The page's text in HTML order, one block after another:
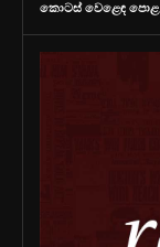
කොටස් වෙළෙඳ පොළ